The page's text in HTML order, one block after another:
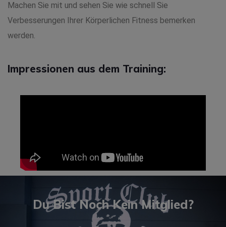
Machen Sie mit und sehen Sie wie schnell Sie
Verbesserungen Ihrer Körperlichen Fitness bemerken
werden.
Impressionen aus dem Training:
Du Bist Noch Kein Mitglied?